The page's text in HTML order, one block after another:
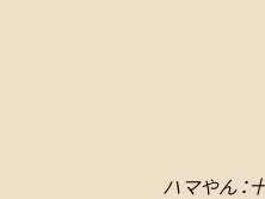
ハマやん：